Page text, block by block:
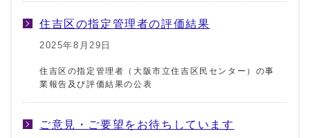
住吉区の指定管理者の評価結果
2025年8月29日
住吉区の指定管理者（大阪市立住吉区民センター）の事
業報告及び評価結果の公表
ご意見・ご要望をお待ちしています